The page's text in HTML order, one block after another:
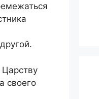
Царству
своего